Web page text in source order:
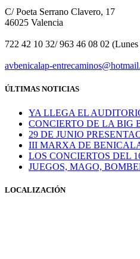
C/ Poeta Serrano Clavero, 17
46025 Valencia
722 42 10 32/ 963 46 08 02
avbenicalap-
ÚLTIMAS NOTICIAS
YA LLEGA EL
CONCIERTO DE LA BIG
29 DE JUNIO
III MARXA DE
LOS CONCIERTOS DEL
JUEGOS, MAGO,
LOCALIZACIÓN